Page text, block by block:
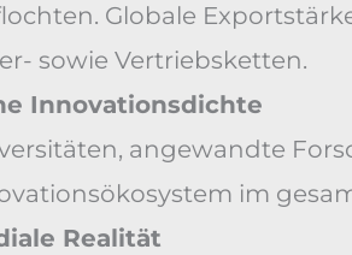
Globale
sowie Vertriebsketten.
Innovationsdichte
angewandte
im
Realität